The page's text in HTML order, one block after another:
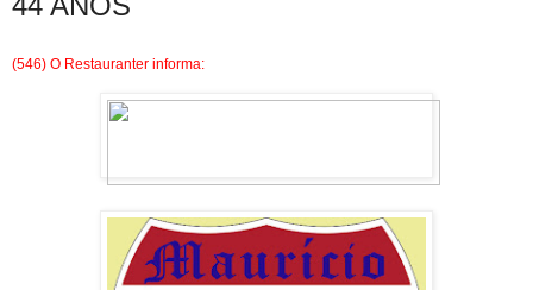
(546) O Restauranter informa: